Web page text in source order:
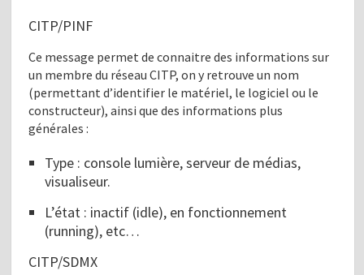
CITP/PINF
Ce message permet de connaitre des informations sur
un membre du réseau CITP, on y retrouve un nom
(permettant d’identifier le matériel, le logiciel ou le
constructeur), ainsi que des informations plus
générales :
Type : console lumière, serveur de médias,
visualiseur.
L’état : inactif (idle), en fonctionnement
(running), etc…
CITP/SDMX